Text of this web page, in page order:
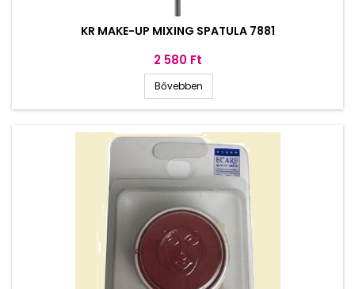
KR MAKE-UP MIXING SPATULA 7881
Ár
2 580 Ft
Bővebben